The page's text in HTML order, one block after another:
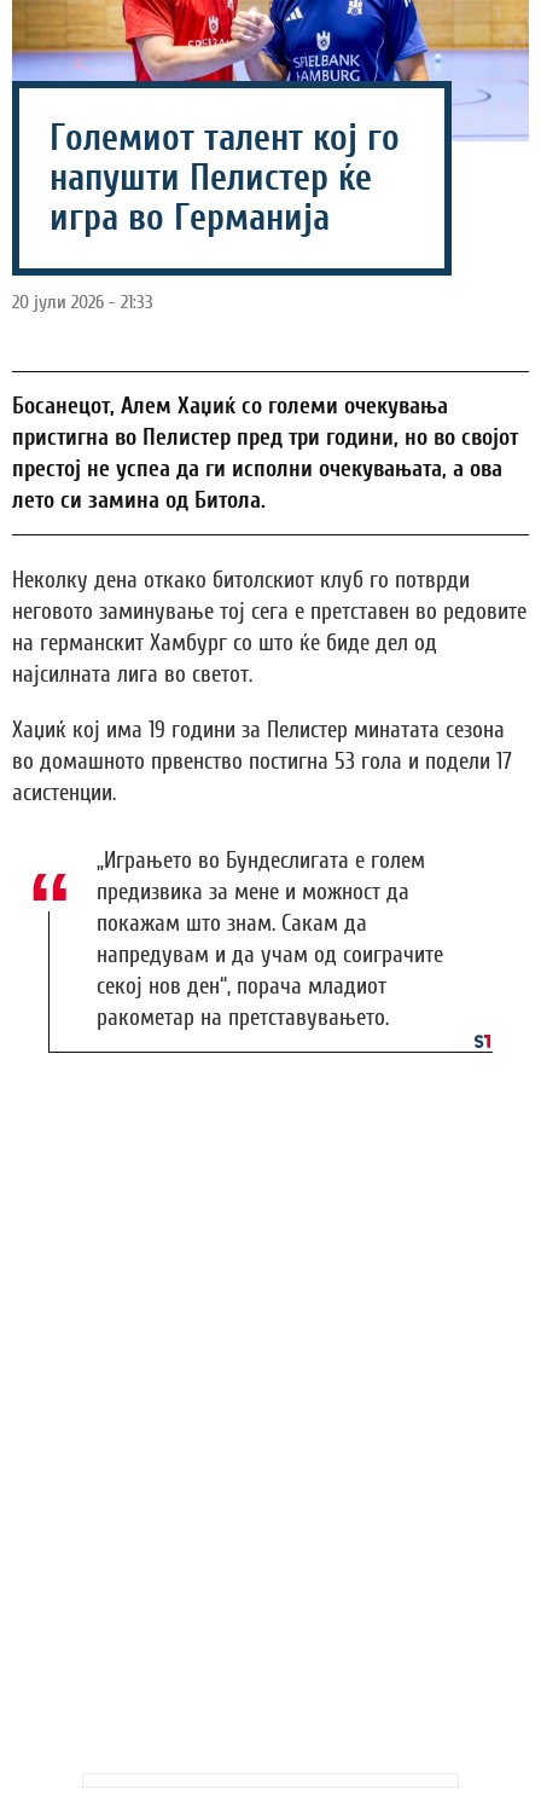
Големиот талент кој го
напушти Пелистер ќе
игра во Германија
20 јули 2026 - 21:33
Босанецот, Алем Хаџиќ со големи очекувања
пристигна во Пелистер пред три години, но во својот
престој не успеа да ги исполни очекувањата, а ова
лето си замина од Битола.
Неколку дена откако битолскиот клуб го потврди
неговото заминување тој сега е претставен во редовите
на германскит Хамбург со што ќе биде дел од
најсилната лига во светот.
Хаџиќ кој има 19 години за Пелистер минатата сезона
во домашното првенство постигна 53 гола и подели 17
асистенции.
„Играњето во Бундеслигата е голем
предизвика за мене и можност да
покажам што знам. Сакам да
напредувам и да учам од соиграчите
секој нов ден“, порача младиот
ракометар на претставувањето.